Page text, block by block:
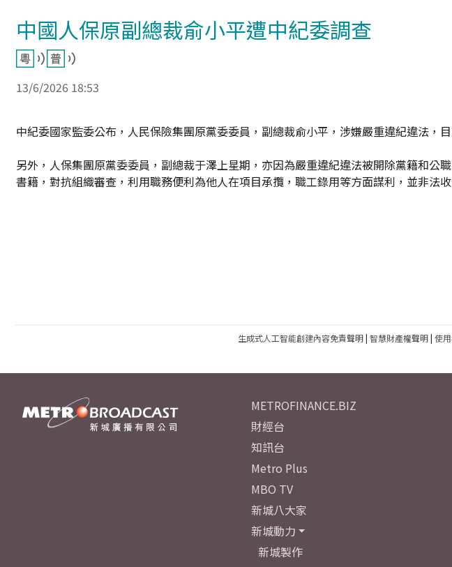
中國人保原副總裁俞小平遭中紀委調查
13/6/2026 18:53
中紀委國家監委公布，人民保險集團原黨委委員，副總裁俞小平，涉嫌嚴重違紀違法，
另外，人保集團原黨委委員，副總裁于澤上星期，亦因為嚴重違紀違法被開除黨籍和公
書籍，對抗組織審查，利用職務便利為他人在項目承攬，職工錄用等方面謀利，並非法
生成式人工智能創建內容免責聲明| 智慧財產權聲明| 使
METROFINANCE.BIZ
財經台
知訊台
Metro Plus
MBO TV
新城八大家
新城動力
新城製作